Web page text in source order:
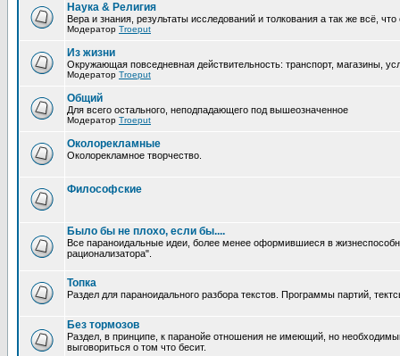
Наука & Религия
Вера и знания, результаты исследований и толкования а так же всё,
Модератор Troeput
Из жизни
Окружающая повседневная действительность: транспорт, магазины,
Модератор Troeput
Общий
Для всего остального, неподпадающего под вышеозначенное
Модератор Troeput
Околорекламные
Околорекламное творчество.
Философские
Было бы не плохо, если бы....
Все параноидальные идеи, более менее оформившиеся в
рационализатора".
Топка
Раздел для параноидального разбора текстов. Программы партий,
Без тормозов
Раздел, в принципе, к паранойе отношения не имеющий, но
выговориться о том что бесит.